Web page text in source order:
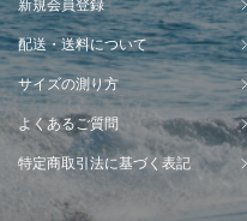
新規会員登録
配送・送料について
サイズの測り方
よくあるご質問
特定商取引法に基づく表記